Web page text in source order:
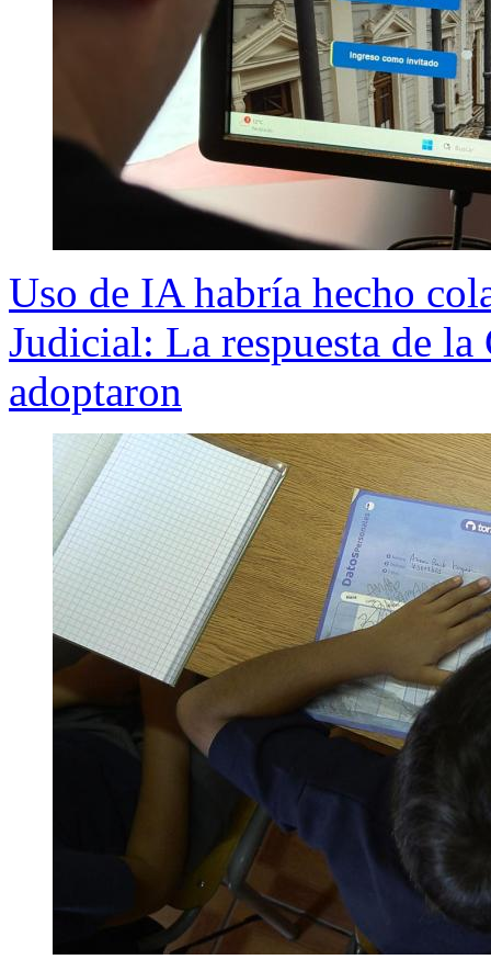
Uso de IA habría hecho
Judicial: La respuesta de la
adoptaron